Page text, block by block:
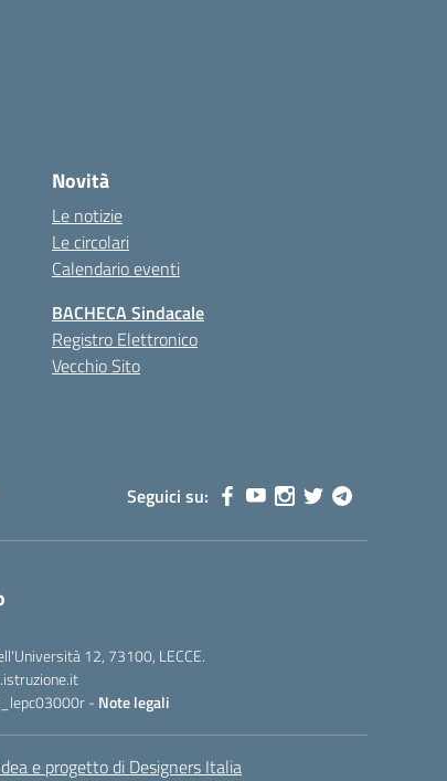
Novità
Le notizie
Le circolari
Calendario eventi
BACHECA Sindacale
Registro Elettronico
Vecchio Sito
Seguici su:
12, 73100, LECCE.
- Note legali
e progetto di Designers Italia